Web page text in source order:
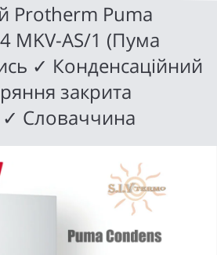
Protherm Puma
MKV-AS/1 (Пума
✓ Конденсаційний
закрита
✓ Словаччина